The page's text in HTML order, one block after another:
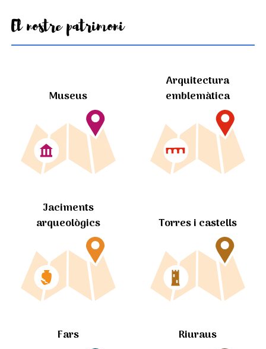
El nostre patrimoni
Museus
Arquitectura
emblemàtica
Jaciments
arqueològics
Torres i castells
Fars Riuraus